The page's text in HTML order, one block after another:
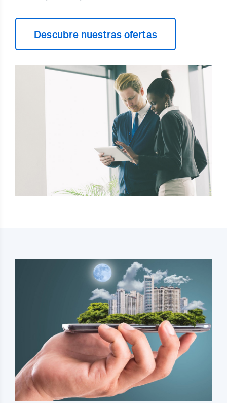
Descubre nuestras ofertas